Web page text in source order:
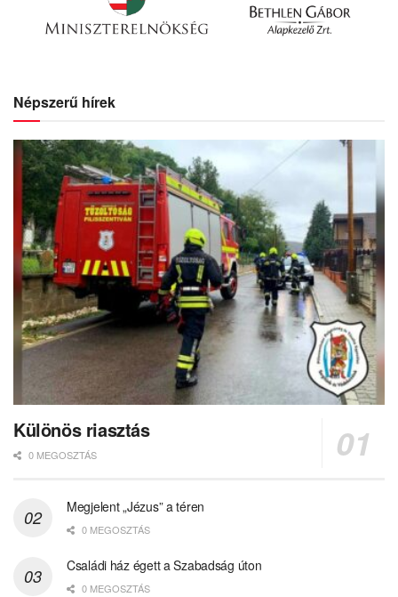
Népszerű hírek
Különös riasztás
0 MEGOSZTÁS
Megjelent „Jézus” a téren
0 MEGOSZTÁS
Családi ház égett a Szabadság úton
0 MEGOSZTÁS